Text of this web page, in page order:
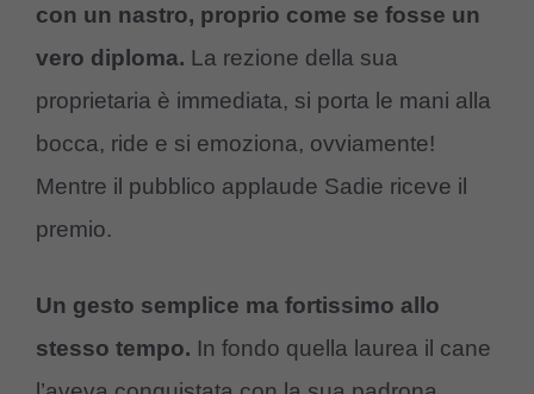
con un nastro, proprio come se fosse un
vero diploma. La rezione della sua
proprietaria è immediata, si porta le mani alla
bocca, ride e si emoziona, ovviamente!
Mentre il pubblico applaude Sadie riceve il
premio.
Un gesto semplice ma fortissimo allo
stesso tempo. In fondo quella laurea il cane